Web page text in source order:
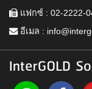
แฟกซ์ : 02-2222-
อีเมล :
InterGOLD